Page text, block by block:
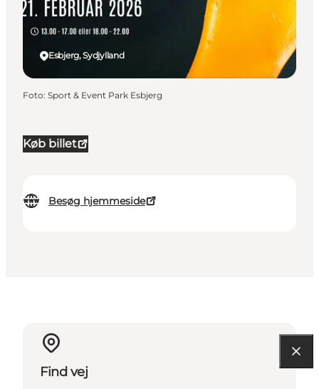
Køb billet
Besøg hjemmeside
Esbjerg, Sydjylland
Foto: Sport & Event Park Esbjerg
Find vej